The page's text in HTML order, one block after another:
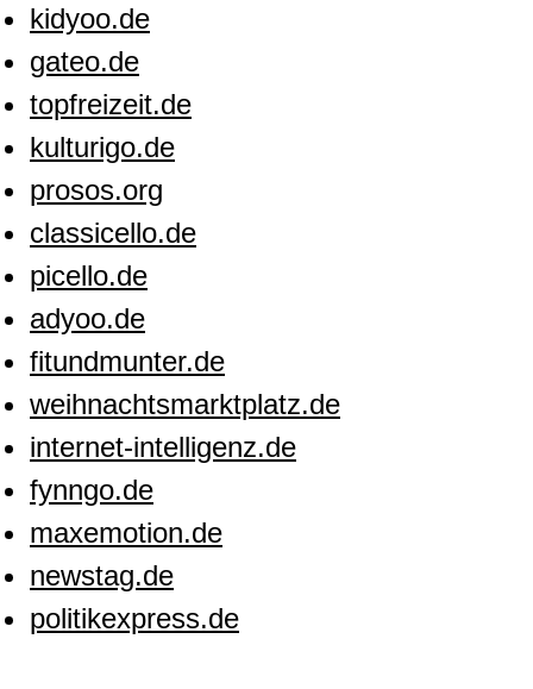
kidyoo.de
gateo.de
topfreizeit.de
kulturigo.de
prosos.org
classicello.de
picello.de
adyoo.de
fitundmunter.de
weihnachtsmarktplatz.de
internet-intelligenz.de
fynngo.de
maxemotion.de
newstag.de
politikexpress.de